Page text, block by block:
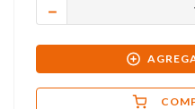
－